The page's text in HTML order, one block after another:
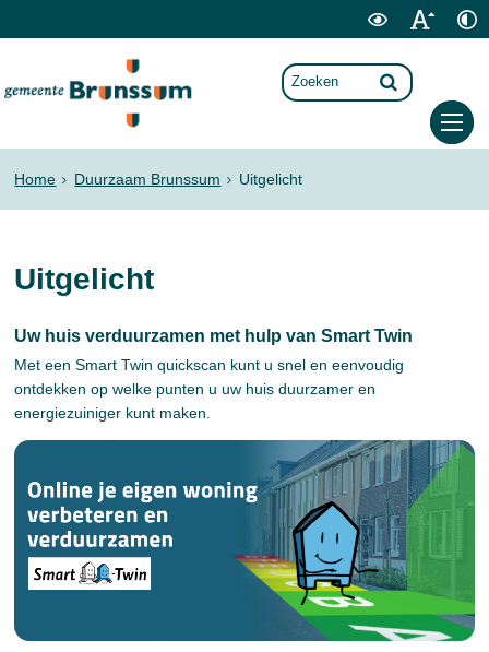
Home Duurzaam Brunssum Uitgelicht
Uitgelicht
Uw huis verduurzamen met hulp van Smart Twin
Met een Smart Twin quickscan kunt u snel en eenvoudig
ontdekken op welke punten u uw huis duurzamer en
energiezuiniger kunt maken.